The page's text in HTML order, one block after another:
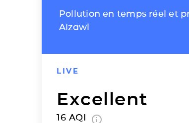
Pollution en temps réel et
Aizawl
LIVE
Excellent
16 AQI